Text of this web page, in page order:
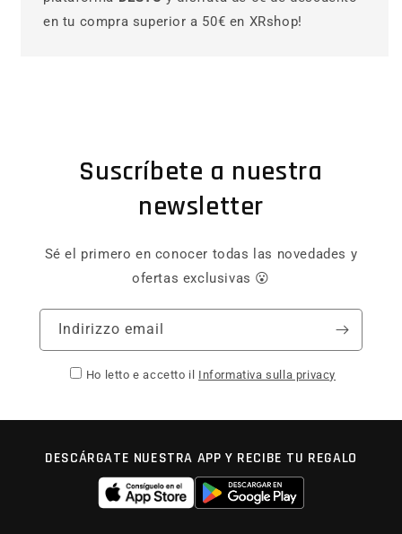
en tu compra superior a 50€ en XRshop!
Suscríbete a nuestra
newsletter
Sé el primero en conocer todas las novedades y
ofertas exclusivas 😮
Indirizzo email
Ho letto e accetto il Informativa sulla privacy
DESCÁRGATE NUESTRA APP Y RECIBE TU REGALO